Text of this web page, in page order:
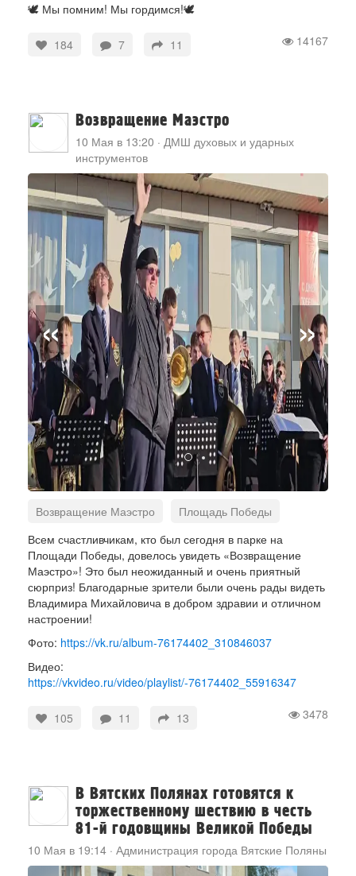
🕊️ Мы помним! Мы гордимся!🕊️
14167
184 7 11
Возвращение Маэстро
10 Мая в 13:20 · ДМШ духовых и ударных
инструментов
« »
Возвращение Маэстро
Площадь Победы
Владимир Михайлович
Всем счастливчикам, кто был сегодня в парке на
Площади Победы, довелось увидеть «Возвращение
Маэстро»! Это был неожиданный и очень приятный
сюрприз! Благодарные зрители были очень рады видеть
Владимира Михайловича в добром здравии и отличном
настроении!
Фото: https://vk.ru/album-76174402_310846037
Видео:
https://vkvideo.ru/video/playlist/-76174402_55916347
3478
105 11 13
В Вятских Полянах готовятся к
торжественному шествию в честь
81-й годовщины Великой Победы
10 Мая в 19:14 · Администрация города Вятские Поляны